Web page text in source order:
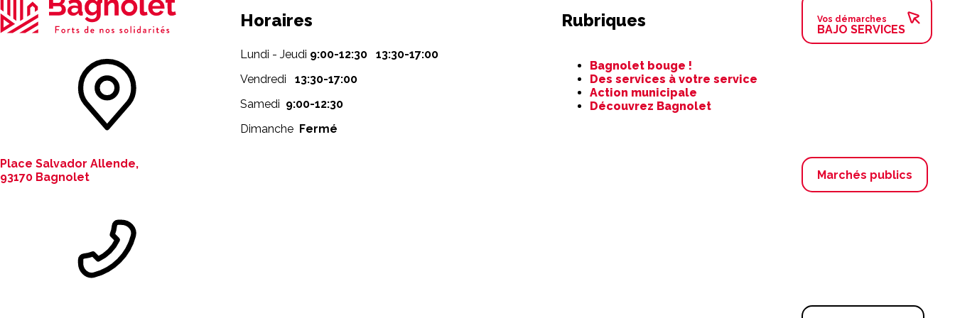
Place Salvador Allende,
93170 Bagnolet
Horaires
Lundi - Jeudi 9:00-12:30 13:30-17:00
Vendredi
13:30-17:00
Samedi 9:00-12:30
Dimanche Fermé
Rubriques
contenu
Bagnolet bouge !
Des services à votre service
Action municipale
Découvrez Bagnolet
Vos démarches
BAJO SERVICES
Marchés publics